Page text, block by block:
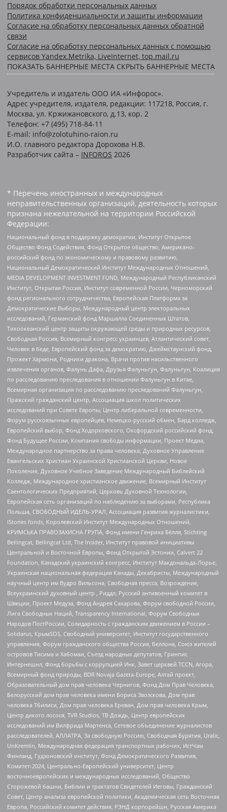
Порядок обработки персональных данных
Политика конфиденциальности и защиты информации
Согласие на обработку персональных данных обратной
связи
Согласие на обработку персональных данных с помощью
сервисов Yandex.Metrika, LiveInternet, top.mail.ru
ПОКАЗАТЬ БАННЕРНЫЕ МЕСТА СКРЫТЬ БАННЕРНЫЕ МЕСТА
Учредитель и издатель ООО ИА «Инфорос».
Адрес учредителя, издателя, редакции: 117218, Россия, г.
Москва, ул. Кржижановского, д.13, кор. 2
Телефон: +7 (495) 718-84-11
E-mail: info@zolotuhino-raion.ru
И.О. главного редактора Дорохова Н.В.
Разработчик сайта – INFOROS 2026
* Перечень иностранных и международных
неправительственных организаций, деятельность которых
признана нежелательной на территории Российской
Федерации:
Национальный фонд в поддержку демократии, Институт Открытое
Общество Фонд Содействия, Фонд Открытое общество, Американо-
российский фонд по экономическому и правовому развитию,
Национальный Демократический Институт Международных Отношений,
MEDIA DEVELOPMENT INVESTMENT FUND, Международный Республиканский
Институт, Открытая Россия, Институт современной России, Черноморский
фонд регионального сотрудничества, Европейская Платформа за
Демократические Выборы, Международный центр электоральных
исследований, Германский фонд Маршалла Соединенных Штатов,
Тихоокеанский центр защиты окружающей среды и природных ресурсов,
Свободная Россия, Всемирный конгресс украинцев, Атлантический совет,
Человек в беде, Европейский фонд за демократию, Джеймстаунский фонд,
Прожект Хармони, Родники дракона, Врачи против насильственного
извлечения органов, Фалунь Дафа, Друзья Фалуньгун, Фалуньгун, Коалиция
по расследованию преследования в отношении Фалуньгун в Китае,
Всемирная организация по расследованию преследований Фалуньгун,
Пражский гражданский центр, Ассоциация школ политических
исследований при Совете Европы, Центр либеральной современности,
Форум русскоязычных европейцев, Немецко-русский обмен, Бард колледж,
Европейский выбор, Фонд Ходорковского, Оксфордский российский фонд,
Фонд Будущее России, Компания свободы информации, Проект Медиа,
Международное партнерство за права человека, Духовное Управление
Евангельских Христиан Украинской Христианской Церкви, Новое
Поколение, Духовное Учебное Заведение Международный Библейский
Колледж, Международное христианское движение, Всемирный Институт
Саентологических Предприятий, Церковь Духовной Технологии,
Европейская сеть организаций по наблюдению за выборами, Республика
Польша, СВОБОДНЫЙ ИДЕЛЬ-УРАЛ, Ассоциация развития журналистики,
IStories fonds, Королевский Институт Международных Отношений,
КРИМСЬКА ПРАВОЗАХИСНА ГРУПА, Фонд имени Генриха Бёлля, Stichting
Bellingcat, Bellingcat Ltd, The Insider, Институт правовой инициативы
Центральной и Восточной Европы, Фонд Открытой Эстонии, Calvert 22
Foundation, Канадский украинский конгресс, Институт Макдональда-Лорье,
Украинская национальная федерация Канады, Декабристы, Международный
научный центр им Вудро Вильсона, Свободная пресса, Возрождение,
Всеукраинский духовный центр , Риддл, Русский антивоенный комитет в
Швеции, Проект Медуза, Фонд Андрея Сахарова, Форум свободной России,
Лига Свободных Наций, Transparеncy International, Форум Свободных
Народов ПостРоссии, Солидарность с гражданским движением в России –
Solidarus, КрымSOS, Свободный университет, Институт государственного
управления, Форум гражданского общества Россия, Беллона, Союз жителей
островов Тисима и Хабомаи, Съезд народных депутатов, Гринпис
Интернешнл, Фонд борьбы с коррупцией Инк, Завет церквей TCCN, Агора,
Всемирный фонд природы, BDR Novaja Gazeta-Europe, Алтай проект,
Образовательный дом прав человека Чернигов, Фонд Дом Прав Человека,
Белорусский дом прав человека имени Бориса Звозскова, Дом прав
человека Тбилиси, Дом прав человека Ереван, Дом прав человека Крым,
Центр дикого лосося, TVR Studios, ТВ Дождь, Центр европейских
исследований им Вилфрида Мартенса, Сетевое объединение журналистов
расследователей, АЛЛАТРА, За свободную Россию, Свободная Бурятия, Uralic,
UnKremlin, Международная федерация транспортных рабочих, ИстЧам
Финланд, Гудзоновский институт, Фонд Демократического Развития,
Комитет-2024, Центрально-Европейский университет, Центр
восточноевропейских и международных исследований, Общество
Сторожевой башни, Библии и трактатов Свидетелей Иеговы, Гражданский
Совет, Центр анализа европейской политики, Академическая сеть Восточная
Европа, Российский комитет действия, РЭНД корпорейшн, Русская Америка